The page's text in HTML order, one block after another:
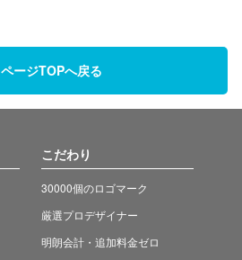
ページTOPへ戻る
こだわり
30000個のロゴマーク
厳選プロデザイナー
明朗会計・追加料金ゼロ